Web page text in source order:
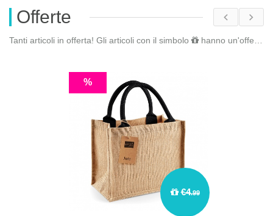
Offerte
Tanti articoli in offerta! Gli articoli con il simbolo hanno un'offerta riservata. Fai il
€4.99
%